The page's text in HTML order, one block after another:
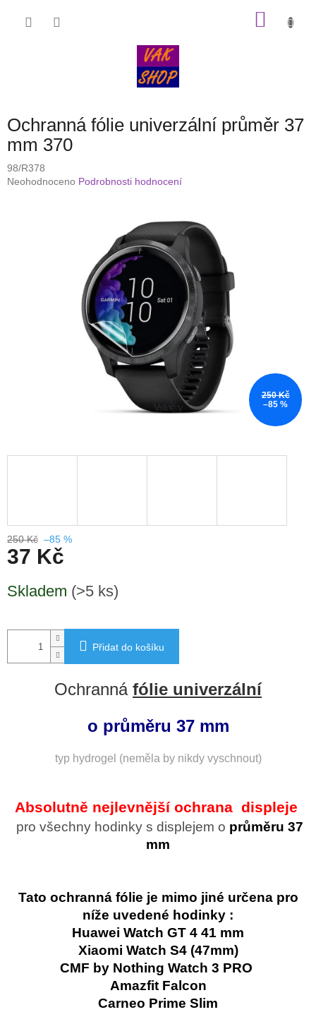
Ochranná fólie univerzální průměr 37
mm 370
98/R378
Průměrné
Neohodnoceno Podrobnosti hodnocení
250 Kč
–85 %
250 Kč –85 %
37 Kč
cena:
Skladem (>5 ks)
Přidat do košíku
Ochranná fólie univerzální
o průměru 37 mm
typ hydrogel (neměla by nikdy vyschnout)
Absolutně nejlevnější ochrana displeje
pro všechny hodinky s displejem o průměru 37
mm
Tato ochranná fólie je mimo jiné určena pro
níže uvedené hodinky :
Huawei Watch GT 4 41 mm
Xiaomi Watch S4 (47mm)
CMF by Nothing Watch 3 PRO
Amazfit Falcon
Carneo Prime Slim